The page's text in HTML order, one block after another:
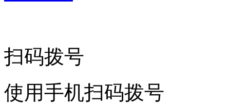
扫码拨号
使用手机扫码拨号